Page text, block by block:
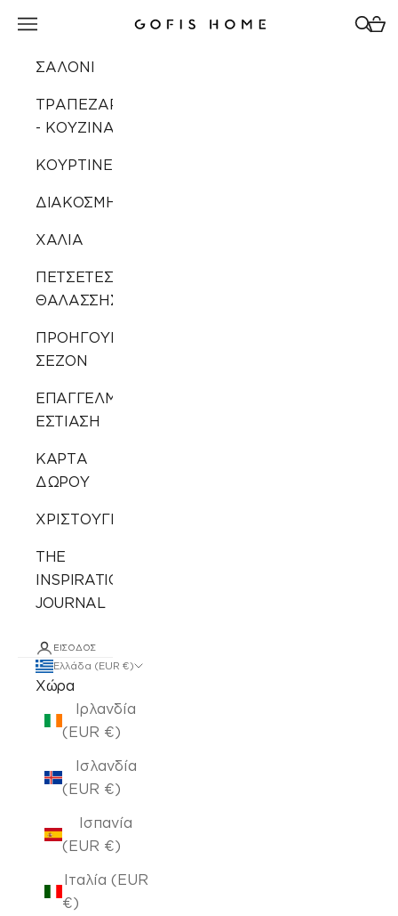
Gofis Home
Άνοιγμα μενού πλοήγησης
ΣΑΛΟΝΙ
ΤΡΑΠΕΖΑΡΙΑ
- ΚΟΥΖΙΝΑ
ΚΟΥΡΤΙΝΕΣ
ΔΙΑΚΟΣΜΗΣΗ
ΧΑΛΙΑ
ΠΕΤΣΕΤΕΣ
ΘΑΛΑΣΣΗΣ
ΠΡΟΗΓΟΥΜΕΝΩΝ
ΣΕΖΟΝ
ΕΠΑΓΓΕΛΜΑΤΙΚΗ
ΕΣΤΙΑΣΗ
ΚΑΡΤΑ
ΔΩΡΟΥ
ΧΡΙΣΤΟΥΓΕΝΝΙΑΤΙΚΑ
THE
INSPIRATION
JOURNAL
ΕΊΣΟΔΟΣ
Ελλάδα (EUR €)
Χώρα
Ιρλανδία
(EUR €)
Ισλανδία
(EUR €)
Ισπανία
(EUR €)
Ιταλία (EUR
€)